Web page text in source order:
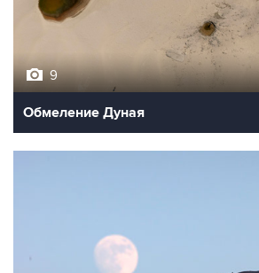
9
Обмеление Дуная